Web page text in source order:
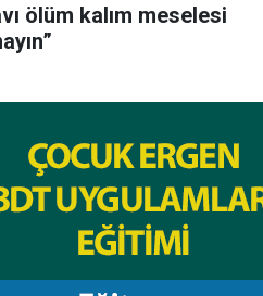
ölüm kalım meselesi